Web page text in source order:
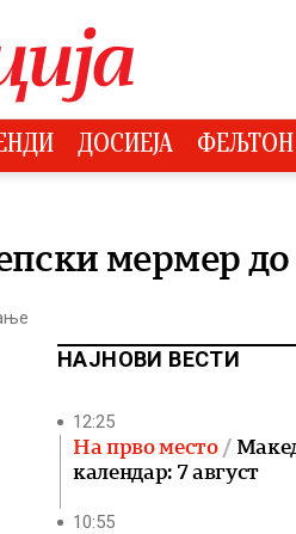
ДОСИЕЈА ФЕЉТОН
мермер
НАЈНОВИ ВЕСТИ
12:25
На прво место
календар: 7 август
10:55